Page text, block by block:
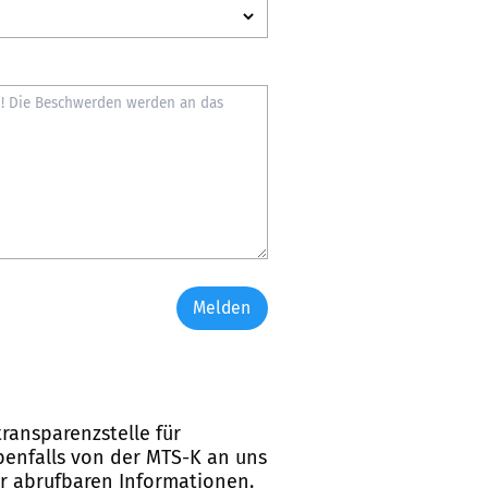
Melden
für
von der MTS-K an uns
abrufbaren Informationen.